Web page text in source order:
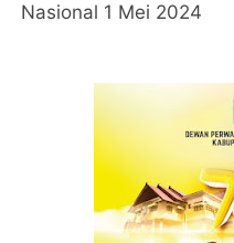
Nasional 1 Mei 2024